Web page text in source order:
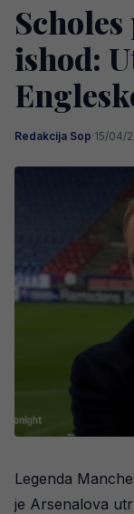
ishod:
Redakcija Sop·15/04/
Legenda
je Arsenalova